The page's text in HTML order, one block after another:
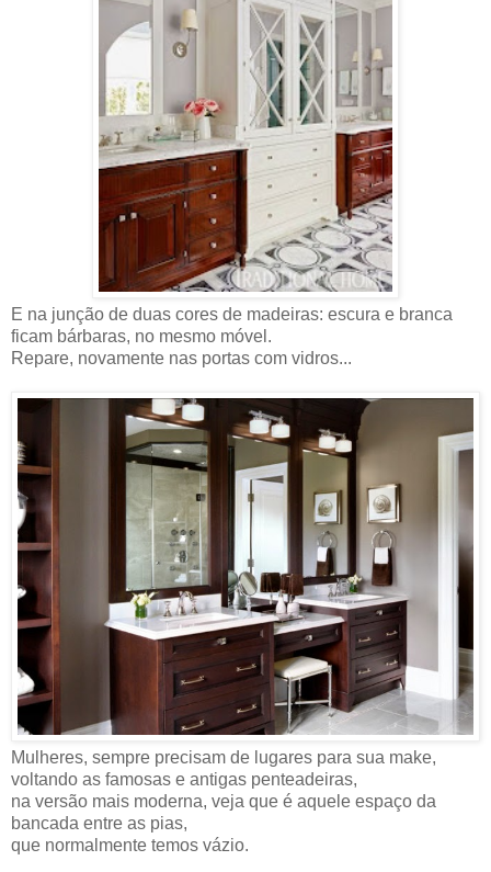
E na junção de duas cores de madeiras: escura e branca
ficam bárbaras, no mesmo móvel.
Repare, novamente nas portas com vidros...
Mulheres, sempre precisam de lugares para sua make,
voltando as famosas e antigas penteadeiras,
na versão mais moderna, veja que é aquele espaço da
bancada entre as pias,
que normalmente temos vázio.